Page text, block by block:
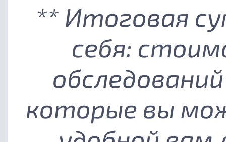
** Итоговая
себя:
которые вы